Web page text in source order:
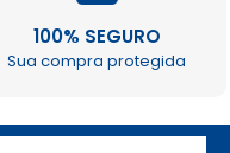
100% SEGURO
Sua compra protegida